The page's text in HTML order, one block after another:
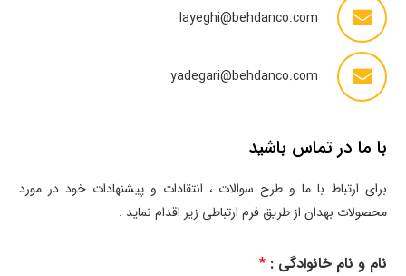
layeghi@behdanco.com
yadegari@behdanco.com
با ما در تماس باشید
برای ارتباط با ما و طرح سوالات ، انتقادات و پیشنهادات خود در مورد
محصولات بهدان از طریق فرم ارتباطی زیر اقدام نماید .
نام و نام خانوادگی : *